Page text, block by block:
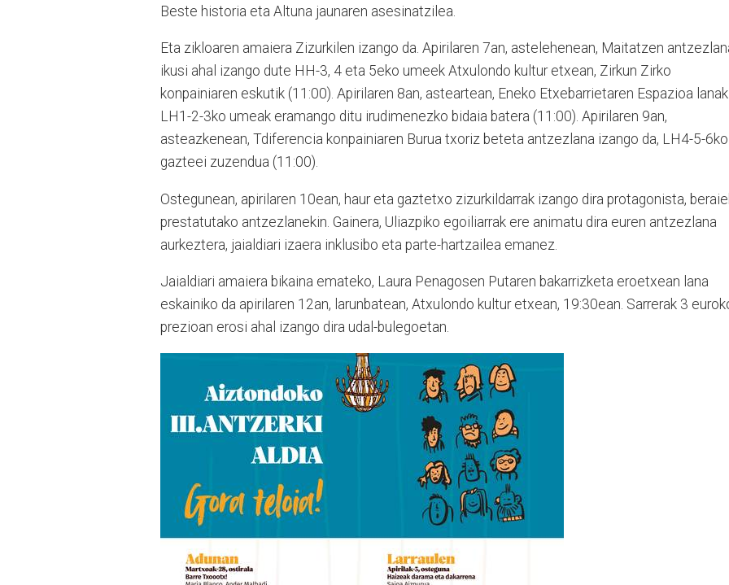
Beste historia eta Altuna jaunaren asesinatzilea.
Eta zikloaren amaiera Zizurkilen izango da. Apirilaren 7an, astelehenean, Maitatzen
ikusi ahal izango dute HH-3, 4 eta 5eko umeek Atxulondo kultur etxean, Zirkun Zirko
konpainiaren eskutik (11:00). Apirilaren 8an, asteartean, Eneko Etxebarrietaren Espazioa lanak
LH1-2-3ko umeak eramango ditu irudimenezko bidaia batera (11:00). Apirilaren 9an,
asteazkenean, Tdiferencia konpainiaren Burua txoriz beteta antzezlana izango da, LH4-5-6ko
gazteei zuzendua (11:00).
Ostegunean, apirilaren 10ean, haur eta gaztetxo zizurkildarrak izango dira protagonista,
prestatutako antzezlanekin. Gainera, Uliazpiko egoiliarrak ere animatu dira euren antzezlana
aurkeztera, jaialdiari izaera inklusibo eta parte-hartzailea emanez.
Jaialdiari amaiera bikaina emateko, Laura Penagosen Putaren bakarrizketa eroetxean lana
eskainiko da apirilaren 12an, larunbatean, Atxulondo kultur etxean, 19:30ean. Sarrerak 3
prezioan erosi ahal izango dira udal-bulegoetan.